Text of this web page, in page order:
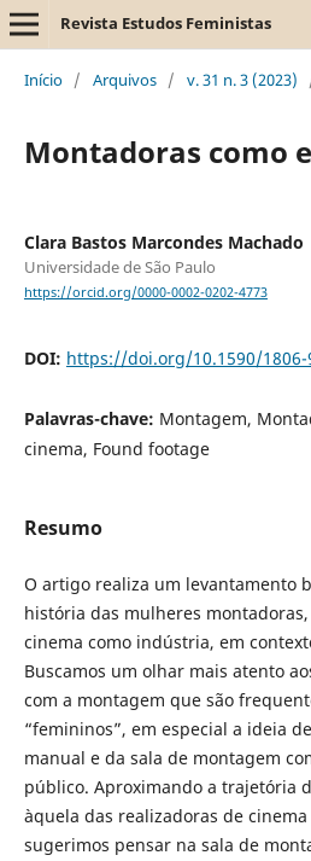
Revista Estudos Feministas
Início / Arquivos / v. 31 n. 3 (2023)
Montadoras como
Clara Bastos Marcondes Machado
Universidade de São Paulo
https://orcid.org/0000-0002-0202-4773
DOI: https://doi.org/10.1590/1806-
Palavras-chave: Montagem,
cinema, Found footage
Resumo
O artigo realiza um levantamento
história das mulheres
cinema como indústria, em
Buscamos um olhar mais atento
com a montagem que são
“femininos”, em especial a ideia
manual e da sala de montagem
público. Aproximando a trajetória
àquela das realizadoras de
sugerimos pensar na sala de